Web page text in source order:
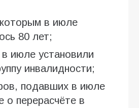
в июле
80 лет;
июле установили
инвалидности;
подавших в июле
о перерасчёте в